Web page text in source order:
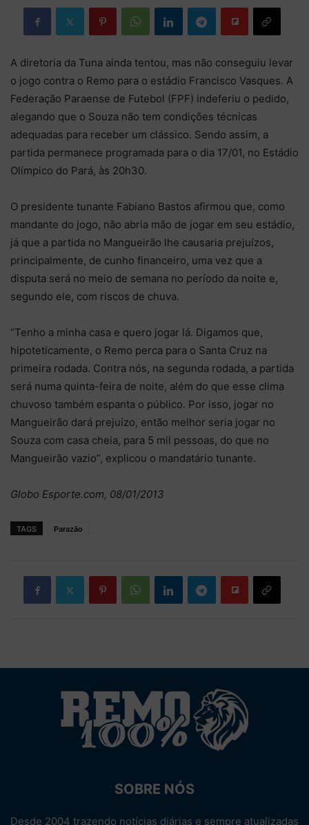
A diretoria da Tuna ainda tentou, mas não conseguiu levar
o jogo contra o Remo para o estádio Francisco Vasques. A
Federação Paraense de Futebol (FPF) indeferiu o pedido,
alegando que o Souza não tem condições técnicas
adequadas para receber um clássico. Sendo assim, a
partida permanece programada para o dia 17/01, no Estádio
Olímpico do Pará, às 20h30.
O presidente tunante Fabiano Bastos afirmou que, como
mandante do jogo, não abria mão de jogar em seu estádio,
já que a partida no Mangueirão lhe causaria prejuízos,
principalmente, de cunho financeiro, uma vez que a
disputa será no meio de semana no período da noite e,
segundo ele, com riscos de chuva.
“Tenho a minha casa e quero jogar lá. Digamos que,
hipoteticamente, o Remo perca para o Santa Cruz na
primeira rodada. Contra nós, na segunda rodada, a partida
será numa quinta-feira de noite, além do que esse clima
chuvoso também espanta o público. Por isso, jogar no
Mangueirão dará prejuízo, então melhor seria jogar no
Souza com casa cheia, para 5 mil pessoas, do que no
Mangueirão vazio”, explicou o mandatário tunante.
Globo Esporte.com, 08/01/2013
TAGS Parazão
SOBRE NÓS
Desde 2004 trazendo notícias diárias e sempre atualizadas